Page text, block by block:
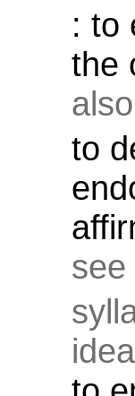
: to
the
also
to
see